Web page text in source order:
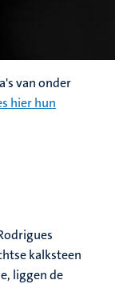
van onder
hier hun
kalksteen
liggen de